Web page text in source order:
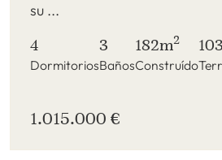
su ...
4
Dormitorios
3
Baños
182m2
Construído
1.015.000 €